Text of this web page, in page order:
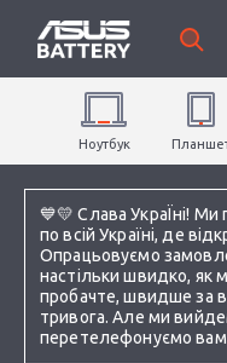
💙💛 Слава УкраЇні!
по всій Україні, де
Опрацьовуємо
настільки швидко, як
пробачте, швидше за
тривога. Але ми
перетелефонуємо
Ноутбук